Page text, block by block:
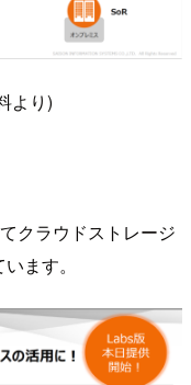
より)
クラウドストレージ
ます。